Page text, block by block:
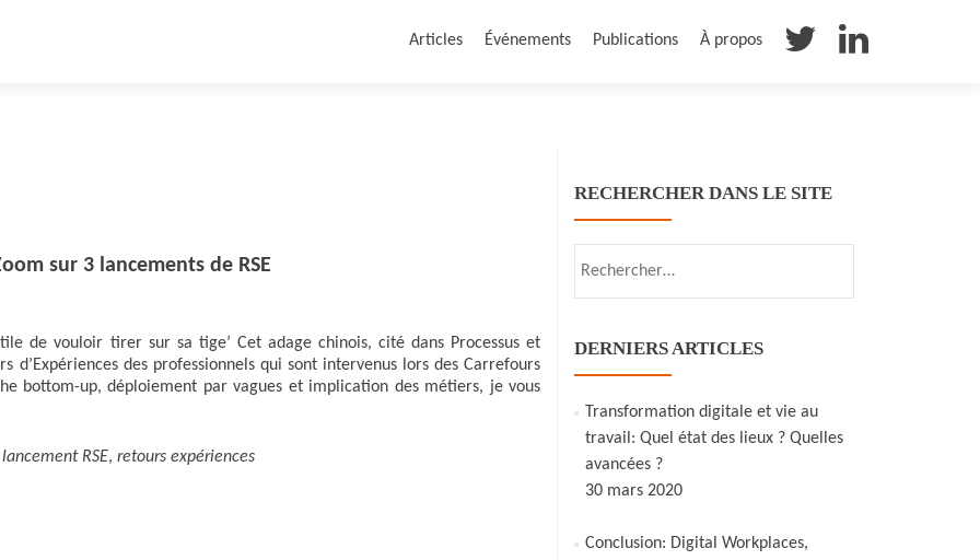
Articles Événements Publications À propos
sur 3 lancements de RSE
de vouloir tirer sur sa tige’ Cet adage chinois, cité dans Processus et
d’Expériences des professionnels qui sont intervenus lors des Carrefours
bottom-up, déploiement par vagues et implication des métiers, je vous
lancement RSE, retours expériences
RECHERCHER DANS LE SITE
DERNIERS ARTICLES
Transformation digitale et vie au
travail: Quel état des lieux ? Quelles
avancées ?
30 mars 2020
Conclusion: Digital Workplaces,